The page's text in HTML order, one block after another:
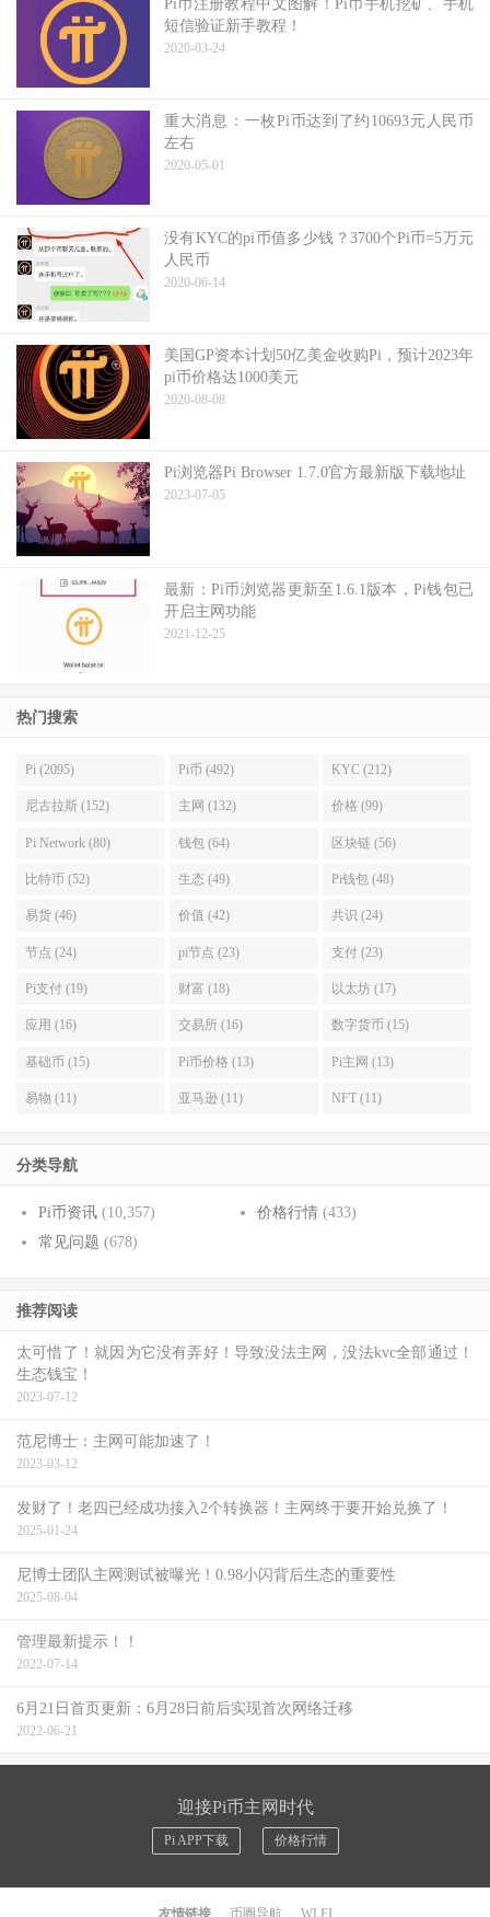
Pi币注册教程中文图解！Pi币手机挖矿、手机
短信验证新手教程！
2020-03-24
重大消息：一枚Pi币达到了约10693元人民币
左右
2020-05-01
没有KYC的pi币值多少钱？3700个Pi币=5万元
人民币
2020-06-14
美国GP资本计划50亿美金收购Pi，预计2023年
pi币价格达1000美元
2020-08-08
Pi浏览器Pi Browser 1.7.0官方最新版下载地址
2023-07-05
最新：Pi币浏览器更新至1.6.1版本，Pi钱包已
开启主网功能
2021-12-25
热门搜索
Pi (2095) Pi币 (492) KYC (212)
尼古拉斯 (152) 主网 (132) 价格 (99)
Pi Network (80) 钱包 (64) 区块链 (56)
比特币 (52) 生态 (49) Pi钱包 (48)
易货 (46) 价值 (42) 共识 (24)
节点 (24) pi节点 (23) 支付 (23)
Pi支付 (19) 财富 (18) 以太坊 (17)
应用 (16) 交易所 (16) 数字货币 (15)
基础币 (15) Pi币价格 (13) Pi主网 (13)
易物 (11) 亚马逊 (11) NFT (11)
分类导航
Pi币资讯 (10,357) 价格行情(433)
常见问题 (678)
推荐阅读
太可惜了！就因为它没有弄好！导致没法主网，没法kvc全部通过！
生态钱宝！
2023-07-12
范尼博士：主网可能加速了！
2023-03-12
发财了！老四已经成功接入2个转换器！主网终于要开始兑换了！
2025-01-24
尼博士团队主网测试被曝光！0.98小闪背后生态的重要性
2025-08-04
管理最新提示！！
2022-07-14
6月21日首页更新：6月28日前后实现首次网络迁移
2022-06-21
迎接Pi币主网时代
Pi APP下载 价格行情